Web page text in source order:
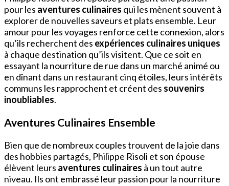
pour les aventures culinaires qui les mènent souvent à
explorer de nouvelles saveurs et plats ensemble. Leur
amour pour les voyages renforce cette connexion, alors
qu’ils recherchent des expériences culinaires uniques
à chaque destination qu’ils visitent. Que ce soit en
essayant la nourriture de rue dans un marché animé ou
en dînant dans un restaurant cinq étoiles, leurs intérêts
communs les rapprochent et créent des souvenirs
inoubliables.
Aventures Culinaires Ensemble
Bien que de nombreux couples trouvent de la joie dans
des hobbies partagés, Philippe Risoli et son épouse
élèvent leurs aventures culinaires à un tout autre
niveau. Ils ont embrassé leur passion pour la nourriture